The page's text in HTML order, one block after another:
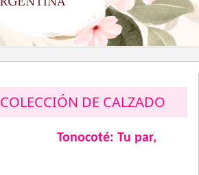
COLECCIÓN DE CALZADO
Tonocoté: Tu par,